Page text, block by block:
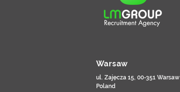
Warsaw
ul. Zajęcza 15, 00-351 Warsaw
Poland